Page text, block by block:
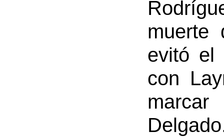
muerte
evitó el
con